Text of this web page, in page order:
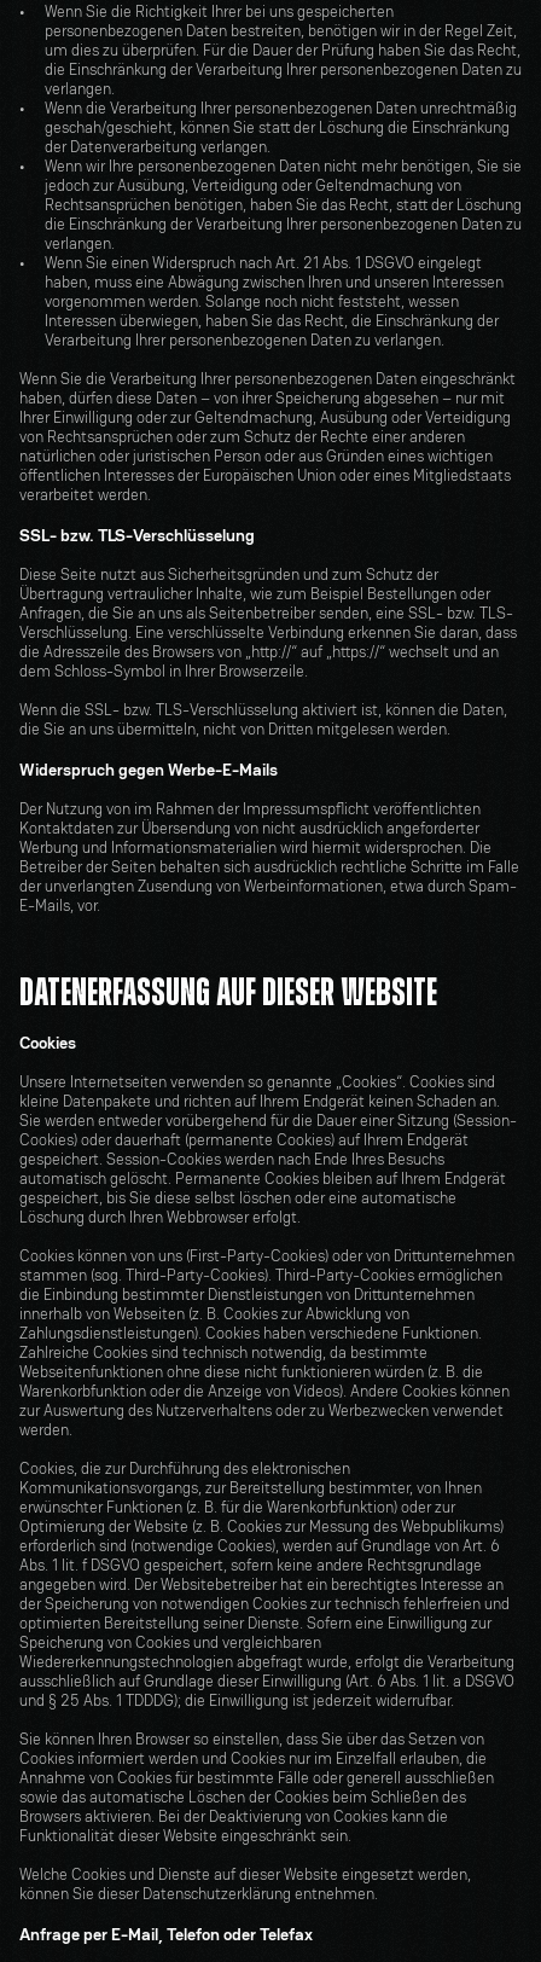
Wenn Sie die Richtigkeit Ihrer bei uns gespeicherten
personenbezogenen Daten bestreiten, benötigen wir in der Regel Zeit,
um dies zu überprüfen. Für die Dauer der Prüfung haben Sie das Recht,
die Einschränkung der Verarbeitung Ihrer personenbezogenen Daten zu
verlangen.
Wenn die Verarbeitung Ihrer personenbezogenen Daten unrechtmäßig
geschah/geschieht, können Sie statt der Löschung die Einschränkung
der Datenverarbeitung verlangen.
Wenn wir Ihre personenbezogenen Daten nicht mehr benötigen, Sie sie
jedoch zur Ausübung, Verteidigung oder Geltendmachung von
Rechtsansprüchen benötigen, haben Sie das Recht, statt der Löschung
die Einschränkung der Verarbeitung Ihrer personenbezogenen Daten zu
verlangen.
Wenn Sie einen Widerspruch nach Art. 21 Abs. 1 DSGVO eingelegt
haben, muss eine Abwägung zwischen Ihren und unseren Interessen
vorgenommen werden. Solange noch nicht feststeht, wessen
Interessen überwiegen, haben Sie das Recht, die Einschränkung der
Verarbeitung Ihrer personenbezogenen Daten zu verlangen.
Wenn Sie die Verarbeitung Ihrer personenbezogenen Daten eingeschränkt
haben, dürfen diese Daten – von ihrer Speicherung abgesehen – nur mit
Ihrer Einwilligung oder zur Geltendmachung, Ausübung oder Verteidigung
von Rechtsansprüchen oder zum Schutz der Rechte einer anderen
natürlichen oder juristischen Person oder aus Gründen eines wichtigen
öffentlichen Interesses der Europäischen Union oder eines Mitgliedstaats
verarbeitet werden.
SSL- bzw. TLS-Verschlüsselung
Diese Seite nutzt aus Sicherheitsgründen und zum Schutz der
Übertragung vertraulicher Inhalte, wie zum Beispiel Bestellungen oder
Anfragen, die Sie an uns als Seitenbetreiber senden, eine SSL- bzw. TLS-
Verschlüsselung. Eine verschlüsselte Verbindung erkennen Sie daran, dass
die Adresszeile des Browsers von „http://“ auf „https://“ wechselt und an
dem Schloss-Symbol in Ihrer Browserzeile.
Wenn die SSL- bzw. TLS-Verschlüsselung aktiviert ist, können die Daten,
die Sie an uns übermitteln, nicht von Dritten mitgelesen werden.
Widerspruch gegen Werbe-E-Mails
Der Nutzung von im Rahmen der Impressumspflicht veröffentlichten
Kontaktdaten zur Übersendung von nicht ausdrücklich angeforderter
Werbung und Informationsmaterialien wird hiermit widersprochen. Die
Betreiber der Seiten behalten sich ausdrücklich rechtliche Schritte im Falle
der unverlangten Zusendung von Werbeinformationen, etwa durch Spam-
E-Mails, vor.
DATENERFASSUNG AUF DIESER WEBSITE
Cookies
Unsere Internetseiten verwenden so genannte „Cookies“. Cookies sind
kleine Datenpakete und richten auf Ihrem Endgerät keinen Schaden an.
Sie werden entweder vorübergehend für die Dauer einer Sitzung (Session-
Cookies) oder dauerhaft (permanente Cookies) auf Ihrem Endgerät
gespeichert. Session-Cookies werden nach Ende Ihres Besuchs
automatisch gelöscht. Permanente Cookies bleiben auf Ihrem Endgerät
gespeichert, bis Sie diese selbst löschen oder eine automatische
Löschung durch Ihren Webbrowser erfolgt.
Cookies können von uns (First-Party-Cookies) oder von Drittunternehmen
stammen (sog. Third-Party-Cookies). Third-Party-Cookies ermöglichen
die Einbindung bestimmter Dienstleistungen von Drittunternehmen
innerhalb von Webseiten (z. B. Cookies zur Abwicklung von
Zahlungsdienstleistungen). Cookies haben verschiedene Funktionen.
Zahlreiche Cookies sind technisch notwendig, da bestimmte
Webseitenfunktionen ohne diese nicht funktionieren würden (z. B. die
Warenkorbfunktion oder die Anzeige von Videos). Andere Cookies können
zur Auswertung des Nutzerverhaltens oder zu Werbezwecken verwendet
werden.
Cookies, die zur Durchführung des elektronischen
Kommunikationsvorgangs, zur Bereitstellung bestimmter, von Ihnen
erwünschter Funktionen (z. B. für die Warenkorbfunktion) oder zur
Optimierung der Website (z. B. Cookies zur Messung des Webpublikums)
erforderlich sind (notwendige Cookies), werden auf Grundlage von Art. 6
Abs. 1 lit. f DSGVO gespeichert, sofern keine andere Rechtsgrundlage
angegeben wird. Der Websitebetreiber hat ein berechtigtes Interesse an
der Speicherung von notwendigen Cookies zur technisch fehlerfreien und
optimierten Bereitstellung seiner Dienste. Sofern eine Einwilligung zur
Speicherung von Cookies und vergleichbaren
Wiedererkennungstechnologien abgefragt wurde, erfolgt die Verarbeitung
ausschließlich auf Grundlage dieser Einwilligung (Art. 6 Abs. 1 lit. a DSGVO
und § 25 Abs. 1 TDDDG); die Einwilligung ist jederzeit widerrufbar.
Sie können Ihren Browser so einstellen, dass Sie über das Setzen von
Cookies informiert werden und Cookies nur im Einzelfall erlauben, die
Annahme von Cookies für bestimmte Fälle oder generell ausschließen
sowie das automatische Löschen der Cookies beim Schließen des
Browsers aktivieren. Bei der Deaktivierung von Cookies kann die
Funktionalität dieser Website eingeschränkt sein.
Welche Cookies und Dienste auf dieser Website eingesetzt werden,
können Sie dieser Datenschutzerklärung entnehmen.
Anfrage per E-Mail, Telefon oder Telefax